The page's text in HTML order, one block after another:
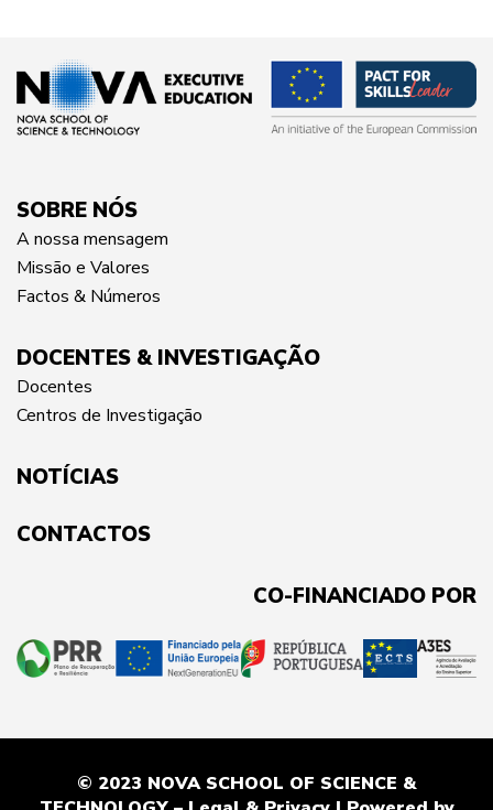
SOBRE NÓS
A nossa mensagem
Missão e Valores
Factos & Números
DOCENTES & INVESTIGAÇÃO
Docentes
Centros de Investigação
NOTÍCIAS
CONTACTOS
CO-FINANCIADO POR
© 2023 NOVA SCHOOL OF SCIENCE &